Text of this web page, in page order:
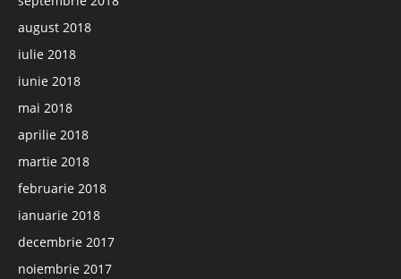
august 2018
iulie 2018
iunie 2018
mai 2018
aprilie 2018
martie 2018
februarie 2018
ianuarie 2018
decembrie 2017
noiembrie 2017